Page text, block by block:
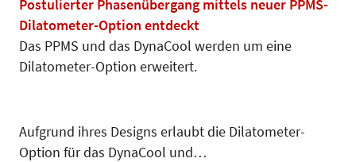
Postulierter Phasenübergang mittels neuer PPMS-
Dilatometer-Option entdeckt
Das PPMS und das DynaCool werden um eine
Dilatometer-Option erweitert.
Aufgrund ihres Designs erlaubt die Dilatometer-
Option für das Dyna­Cool und…